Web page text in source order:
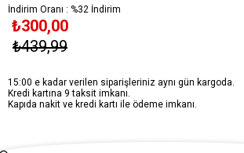
İndirim Oranı : %32 İndirim
₺439,99
₺300,00
15:00 e kadar verilen siparişleriniz aynı gün kargoda.
Kredi kartına 9 taksit imkanı.
Kapıda nakit ve kredi kartı ile ödeme imkanı.